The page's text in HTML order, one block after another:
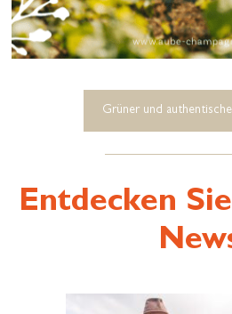
Grüner und
Entdecken